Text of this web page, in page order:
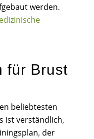
werden.
für Brust
beliebtesten
ist verständlich,
der